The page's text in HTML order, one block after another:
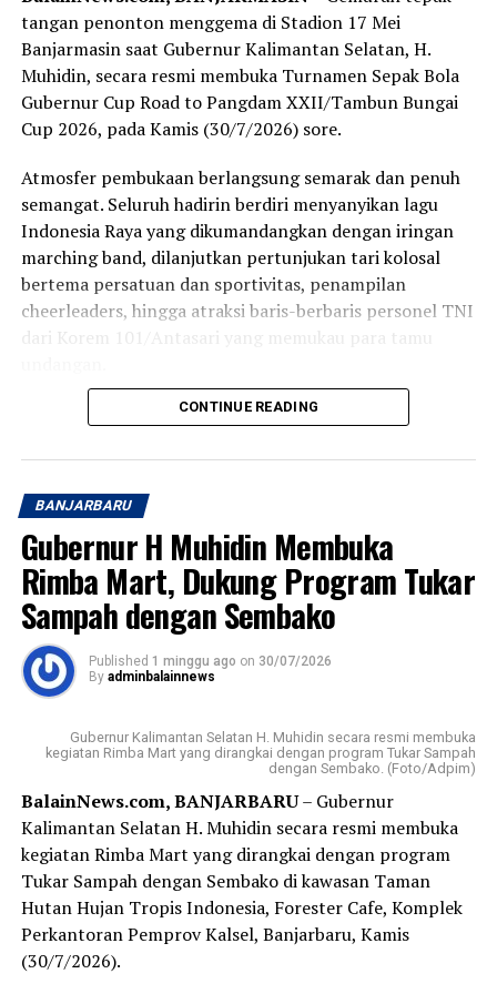
Sementara itu, Kapala Sub Bidang Fasilitasi,
Kelembaban, Pemerintahan, Perwakilan, Partai Politik,
Badan Kesbangpol Provinsi Kalsel, Harry Widiyatmoko
mengatakan, dana bantuan diberikan kepada sembilan
parpol tahun ini mengalami kenaikan dari Rp7.500
menjadi Rp10.000 per suara perolehan Pemilu Legislatif
2024. [adv/adpim]
Post Views: 17
Sebarkan
Facebook
Messenger 0 Twitter 0
tangan penonton menggema di Stadion 17 Mei
Banjarmasin saat Gubernur Kalimantan Selatan, H.
Muhidin, secara resmi membuka Turnamen Sepak Bola
Gubernur Cup Road to Pangdam XXII/Tambun Bungai
Cup 2026, pada Kamis (30/7/2026) sore.
Atmosfer pembukaan berlangsung semarak dan penuh
semangat. Seluruh hadirin berdiri menyanyikan lagu
Indonesia Raya yang dikumandangkan dengan iringan
marching band, dilanjutkan pertunjukan tari kolosal
bertema persatuan dan sportivitas, penampilan
cheerleaders, hingga atraksi baris-berbaris personel TNI
dari Korem 101/Antasari yang memukau para tamu
Momen semakin khidmat ketika bendera turnamen
anak-anak ke arena stadion sebagai simbol harapan
lahirnya generasi muda yang mencintai olahraga,
khususnya sepak bola.
Kedatangan Gubernur H. Muhidin disambut Pangdam
XXII/Tambun Bungai Mayjen TNI Zainal Arifin bersama
jajaran Forum Koordinasi Pimpinan Daerah
(Forkopimda) Kalimantan Selatan, di antaranya Ketua
DPRD Provinsi Kalimantan Selatan, Danrem
101/Antasari, Danlanal Banjarmasin, Sekretaris Daerah
Provinsi Kalimantan Selatan, Bupati Hulu Sungai
Tengah, serta jajaran TNI, Polri, dan pemerintah daerah.
Dalam sambutannya, Gubernur H. Muhidin mengajak
seluruh peserta menjadikan turnamen sebagai ajang
memperkuat persaudaraan sekaligus membangun
prestasi sepak bola Banua.
“Semoga seluruh rangkaian kegiatan ini berjalan dengan
baik, lancar, serta mendapat bimbingan dan petunjuk
CONTINUE READING
BANJARBARU
Gubernur H Muhidin Membuka
Rimba Mart, Dukung Program Tukar
Sampah dengan Sembako
Published 1 minggu ago on 30/07/2026
By adminbalainnews
Gubernur Kalimantan Selatan H. Muhidin secara resmi membuka
kegiatan Rimba Mart yang dirangkai dengan program Tukar Sampah
dengan Sembako. (Foto/Adpim)
BalainNews.com, BANJARBARU– Gubernur
Kalimantan Selatan H. Muhidin secara resmi membuka
kegiatan Rimba Mart yang dirangkai dengan program
Tukar Sampah dengan Sembako di kawasan Taman
Hutan Hujan Tropis Indonesia, Forester Cafe, Komplek
Perkantoran Pemprov Kalsel, Banjarbaru, Kamis
(30/7/2026).